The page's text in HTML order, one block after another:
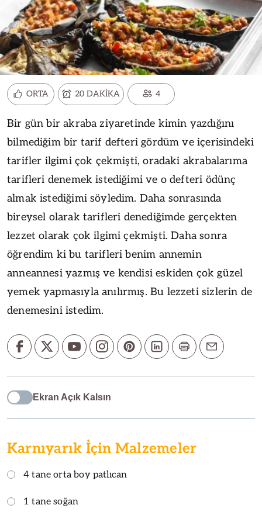
ORTA 20 DAKİKA 4
Bir gün bir akraba ziyaretinde kimin yazdığını
bilmediğim bir tarif defteri gördüm ve içerisindeki
tarifler ilgimi çok çekmişti, oradaki akrabalarıma
tarifleri denemek istediğimi ve o defteri ödünç
almak istediğimi söyledim. Daha sonrasında
bireysel olarak tarifleri denediğimde gerçekten
lezzet olarak çok ilgimi çekmişti. Daha sonra
öğrendim ki bu tarifleri benim annemin
anneannesi yazmış ve kendisi eskiden çok güzel
yemek yapmasıyla anılırmış. Bu lezzeti sizlerin de
denemesini istedim.
Ekran Açık Kalsın
Karnıyarık İçin Malzemeler
4 tane orta boy patlıcan
1 tane soğan